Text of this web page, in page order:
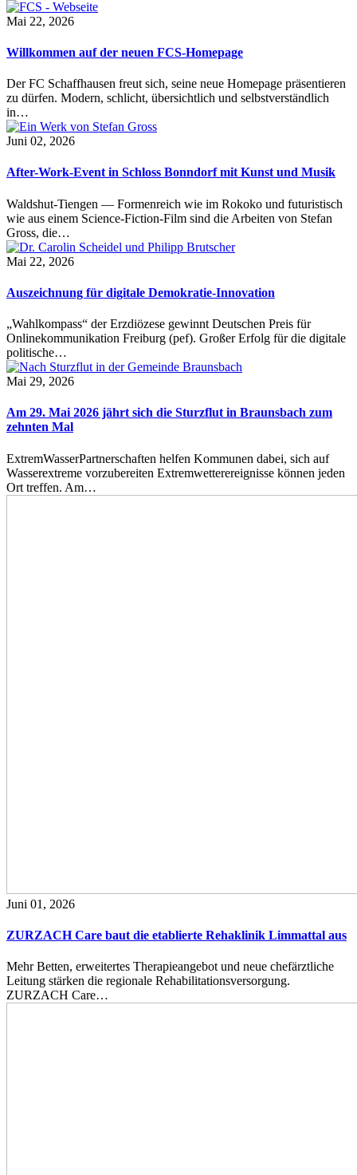
Mai 22, 2026
Willkommen auf der neuen FCS-Homepage
Der FC Schaffhausen freut sich, seine neue Homepage präsentieren
zu dürfen. Modern, schlicht, übersichtlich und selbstverständlich
in…
Juni 02, 2026
After-Work-Event in Schloss Bonndorf mit Kunst und Musik
Waldshut-Tiengen — Formenreich wie im Rokoko und futuristisch
wie aus einem Science-Fiction-Film sind die Arbeiten von Stefan
Gross, die…
Mai 22, 2026
Auszeichnung für digitale Demokratie-Innovation
„Wahlkompass“ der Erzdiözese gewinnt Deutschen Preis für
Onlinekommunikation Freiburg (pef). Großer Erfolg für die digitale
politische…
Mai 29, 2026
Am 29. Mai 2026 jährt sich die Sturzflut in Braunsbach zum
zehnten Mal
ExtremWasserPartnerschaften helfen Kommunen dabei, sich auf
Wasserextreme vorzubereiten Extremwetterereignisse können jeden
Ort treffen. Am…
Juni 01, 2026
ZURZACH Care baut die etablierte Rehaklinik Limmattal aus
Mehr Betten, erweitertes Therapieangebot und neue chefärztliche
Leitung stärken die regionale Rehabilitationsversorgung.
ZURZACH Care…